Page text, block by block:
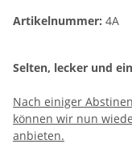
Artikelnummer: 4A
Selten, lecker und
Nach einiger
können wir nun
anbieten.